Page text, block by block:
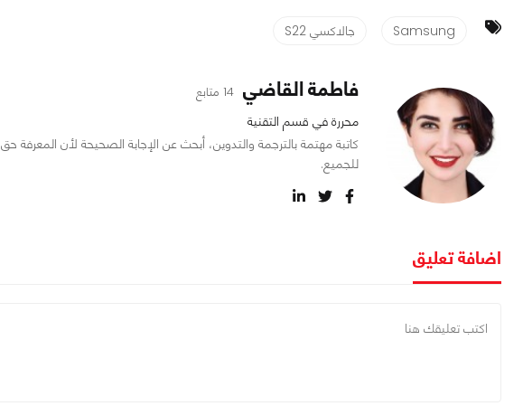
Samsung جالاكسي S22
فاطمة القاضي 14 متابع
محررة في قسم التقنية
كاتبة مهتمة بالترجمة والتدوين، أبحث عن الإجابة الصحيحة لأن المعرفة حق
للجميع.
اضافة تعليق